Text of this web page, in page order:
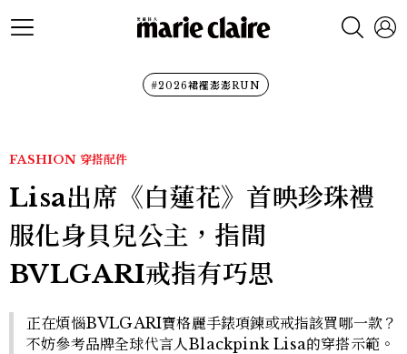
#2026裙襬澎澎RUN
FASHION 穿搭配件
Lisa出席《白蓮花》首映珍珠禮
服化身貝兒公主，指間
BVLGARI戒指有巧思
正在煩惱BVLGARI寶格麗手錶項鍊或戒指該買哪一款？
不妨參考品牌全球代言人Blackpink Lisa的穿搭示範。